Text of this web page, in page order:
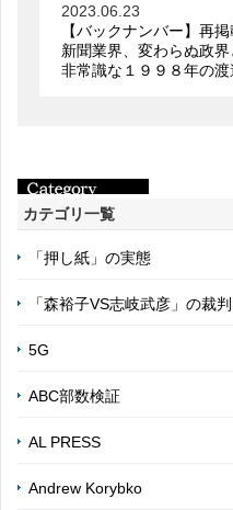
2023.06.23
【バックナンバー】再
新聞業界、変わらぬ政
非常識な１９９８年の
カテゴリ一覧
「押し紙」の実態
「森裕子VS志岐武彦」の裁判
5G
ABC部数検証
AL PRESS
Andrew Korybko